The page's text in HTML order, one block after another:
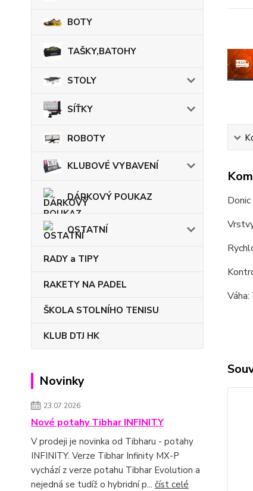
BOTY
TAŠKY,BATOHY
STOLY
SÍŤKY
ROBOTY
KLUBOVÉ VYBAVENÍ
DÁRKOVÝ POUKAZ
OSTATNÍ
RADY a TIPY
RAKETY NA PADEL
ŠKOLA STOLNÍHO TENISU
KLUB DTJ HK
Novinky
23.07.2026
Nové potahy Tibhar INFINITY
V prodeji je novinka od Tibharu - potahy
INFINITY. Verze Tibhar Infinity MX-P
vychází z verze potahu Tibhar Evolution a
nejedná se tudíž o hybridní p... číst celé